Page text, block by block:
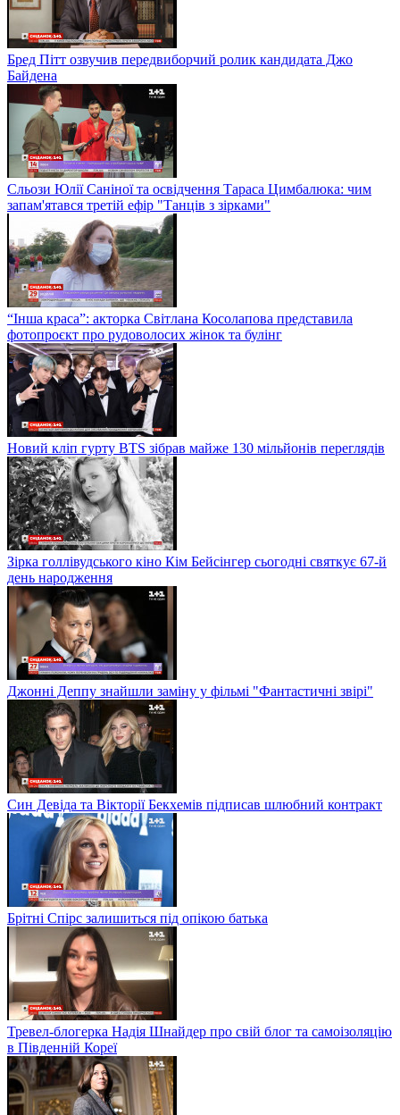
Бред Пітт озвучив передвиборчий ролик кандидата Джо
Байдена
Сльози Юлії Саніної та освідчення Тараса Цимбалюка: чим
запам'ятався третій ефір "Танців з зірками"
“Інша краса”: акторка Світлана Косолапова представила
фотопроєкт про рудоволосих жінок та булінг
Новий кліп гурту BTS зібрав майже 130 мільйонів переглядів
Зірка голлівудського кіно Кім Бейсінгер сьогодні святкує 67-й
день народження
Джонні Деппу знайшли заміну у фільмі "Фантастичні звірі"
Син Девіда та Вікторії Бекхемів підписав шлюбний контракт
Брітні Спірс залишиться під опікою батька
Тревел-блогерка Надія Шнайдер про свій блог та самоізоляцію
в Південній Кореї